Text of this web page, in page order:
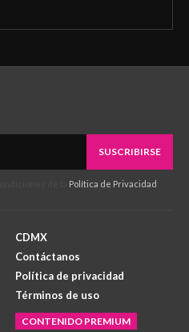
SUSCRIBIRSE
Política de Privacidad
CDMX
Contáctanos
Política de privacidad
Términos de uso
CONTENIDO PREMIUM